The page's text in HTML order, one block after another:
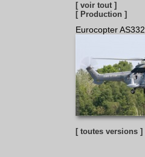
[ voir tout ]
[ Production ]
Eurocopter
[ toutes versions ]